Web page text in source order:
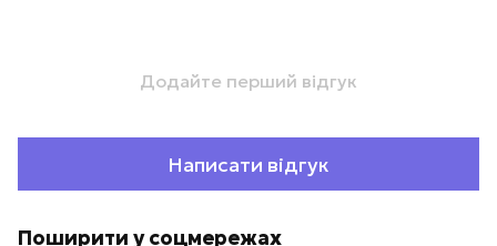
Додайте перший відгук
Написати відгук
Поширити у соцмережах